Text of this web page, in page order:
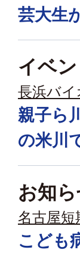
芸大生
イベン
長浜バイ
親子ら
の米川
お知
名古屋短
こども